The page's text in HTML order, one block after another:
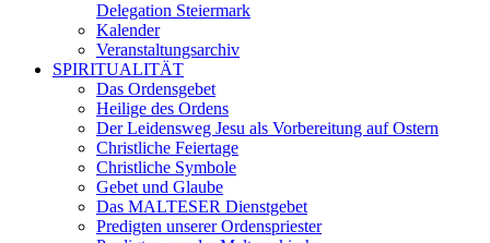
Delegation Steiermark
Kalender
Veranstaltungsarchiv
SPIRITUALITÄT
Das Ordensgebet
Heilige des Ordens
Der Leidensweg Jesu als Vorbereitung auf Ostern
Christliche Feiertage
Christliche Symbole
Gebet und Glaube
Das MALTESER Dienstgebet
Predigten unserer Ordenspriester